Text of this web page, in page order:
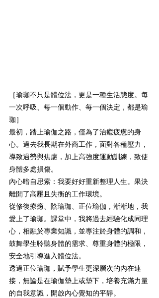
［瑜珈不只是體位法，更是一種生活態度。每
一次呼吸、每一個動作、每一個決定，都是瑜
珈］
最初，踏上瑜伽之路，僅為了治癒疲憊的身
心。過去我長期在外商工作，面對各種壓力，
導致過勞與焦慮，加上高強度運動訓練，致使
身體多處損傷。
內心暗自思索：我要好好重新整理人生。果決
離開了高壓且失衡的工作環境。
從修復療癒、陰瑜珈、正位瑜伽，漸漸地，我
愛上了瑜珈。課堂中，我將過去經驗化成同理
心，相融於專業知識，並專注於身體的調和，
鼓舞學生聆聽身體的需求、尊重身體的極限，
安全地引導進入體位法。
透過正位瑜珈，賦予學生更深層次的內在連
接，無論是在瑜伽墊上或墊下，培養充滿力量
的自我意識，開啟內心覺知的平靜。